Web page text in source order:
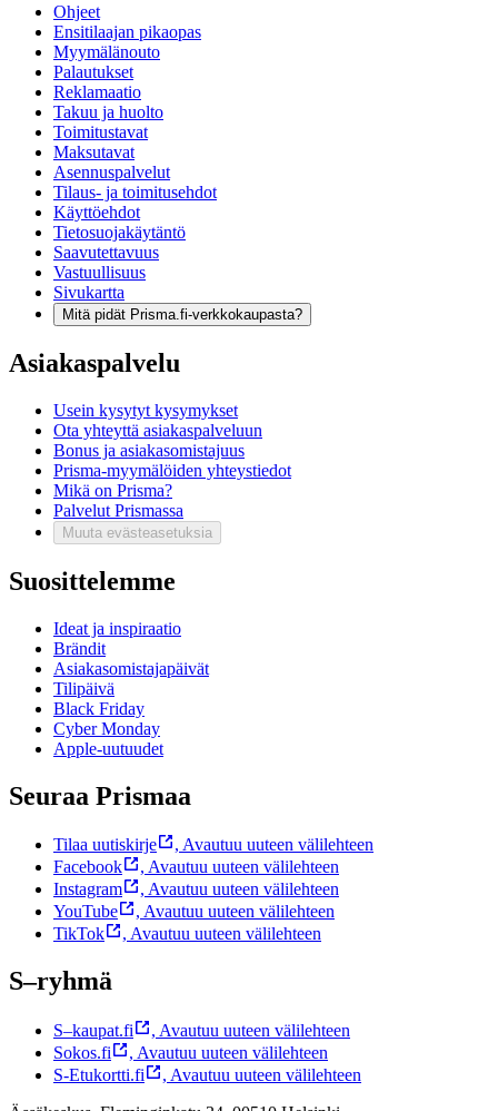
Ohjeet
Ensitilaajan pikaopas
Myymälänouto
Palautukset
Reklamaatio
Takuu ja huolto
Toimitustavat
Maksutavat
Asennuspalvelut
Tilaus- ja toimitusehdot
Käyttöehdot
Tietosuojakäytäntö
Saavutettavuus
Vastuullisuus
Sivukartta
Mitä pidät Prisma.fi-verkkokaupasta?
Asiakaspalvelu
Usein kysytyt kysymykset
Ota yhteyttä asiakaspalveluun
Bonus ja asiakasomistajuus
Prisma-myymälöiden yhteystiedot
Mikä on Prisma?
Palvelut Prismassa
Muuta evästeasetuksia
Suosittelemme
Ideat ja inspiraatio
Brändit
Asiakasomistajapäivät
Tilipäivä
Black Friday
Cyber Monday
Apple-uutuudet
Seuraa Prismaa
Tilaa uutiskirje , Avautuu uuteen välilehteen
Facebook
, Avautuu uuteen välilehteen
Instagram
, Avautuu uuteen välilehteen
YouTube
, Avautuu uuteen välilehteen
TikTok
, Avautuu uuteen välilehteen
S–ryhmä
S–kaupat.fi , Avautuu uuteen välilehteen
Sokos.fi
, Avautuu uuteen välilehteen
S-Etukortti.fi
, Avautuu uuteen välilehteen